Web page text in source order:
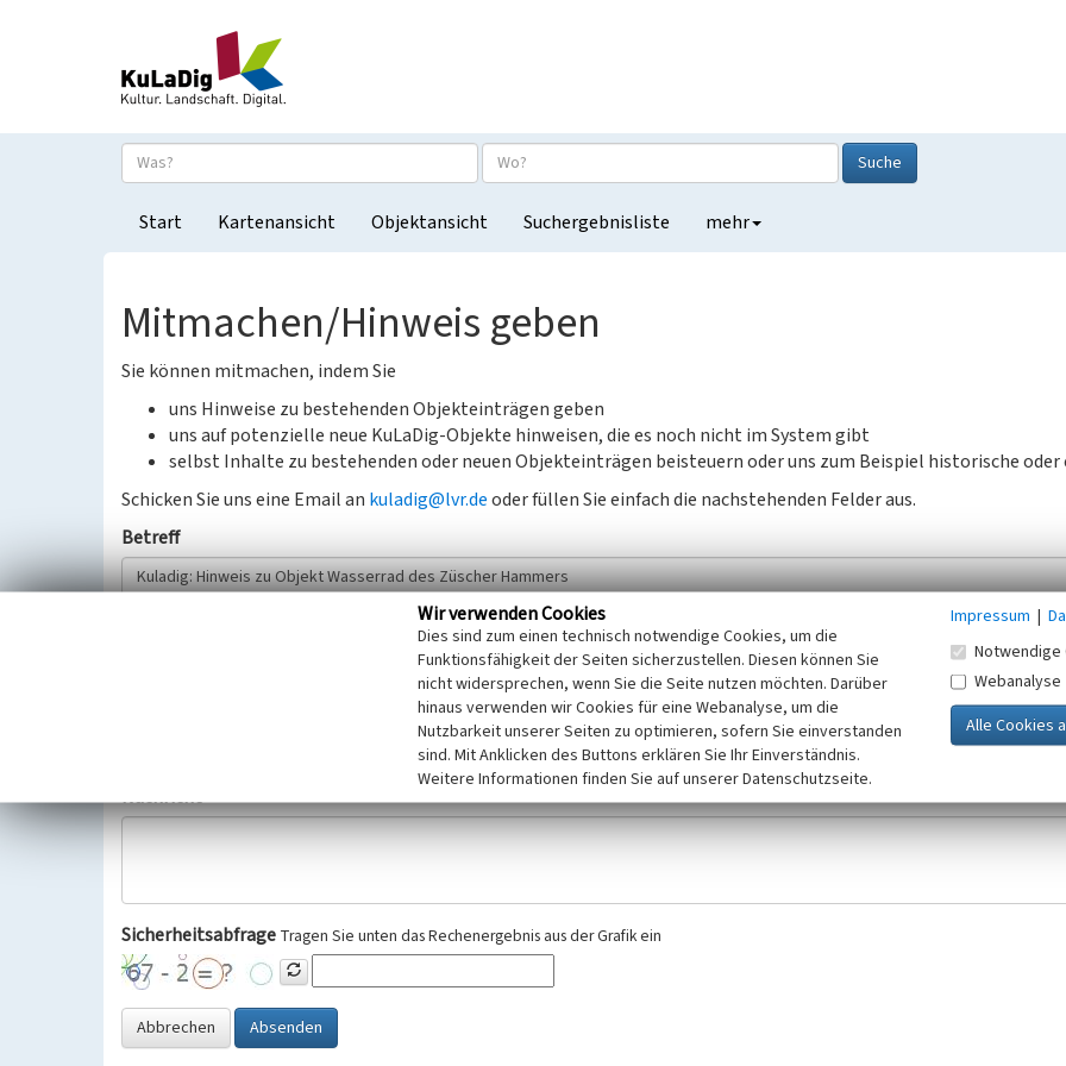
Suche
Start Kartenansicht Objektansicht Suchergebnisliste mehr
Mitmachen/Hinweis geben
Sie können mitmachen, indem Sie
uns Hinweise zu bestehenden Objekteinträgen geben
uns auf potenzielle neue KuLaDig-Objekte hinweisen, die es noch nicht im System gibt
selbst Inhalte zu bestehenden oder neuen Objekteinträgen beisteuern oder uns zum Beispiel historische oder
Schicken Sie uns eine Email an kuladig@lvr.deoder füllen Sie einfach die nachstehenden Felder aus.
Betreff
Wir bitten Sie um freiwillige Angabe Ihres Namens und Ihrer E-Mail-Adresse. Ihre Angaben werden ausschließlich im Rahmen der KuLaDig-
Selbstverständlich werden diese entsprechend der Vorschriften des Telemediengesetzes, des Datenschutzgesetzes NRW und der seit
Datenschutzgrundverordnung (EU-DSGVO) vertraulich behandelt, beachten Sie bitte unsere Hinweise zumDatenschutz
Nachricht
Sicherheitsabfrage Tragen Sie unten das Rechenergebnis aus der Grafik ein
Abbrechen Absenden
Wir verwenden Cookies
Dies sind zum einen technisch notwendige Cookies, um die
Funktionsfähigkeit der Seiten sicherzustellen. Diesen können Sie
nicht widersprechen, wenn Sie die Seite nutzen möchten. Darüber
hinaus verwenden wir Cookies für eine Webanalyse, um die
Nutzbarkeit unserer Seiten zu optimieren, sofern Sie einverstanden
sind. Mit Anklicken des Buttons erklären Sie Ihr Einverständnis.
Weitere Informationen finden Sie auf unserer Datenschutzseite.
Impressum |
Notwendige
Webanalyse